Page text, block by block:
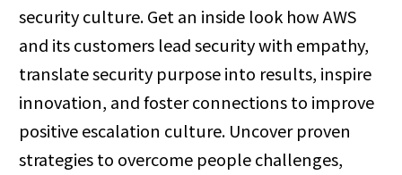
security culture. Get an inside look how AWS
and its customers lead security with empathy,
translate security purpose into results, inspire
innovation, and foster connections to improve
positive escalation culture. Uncover proven
strategies to overcome people challenges,